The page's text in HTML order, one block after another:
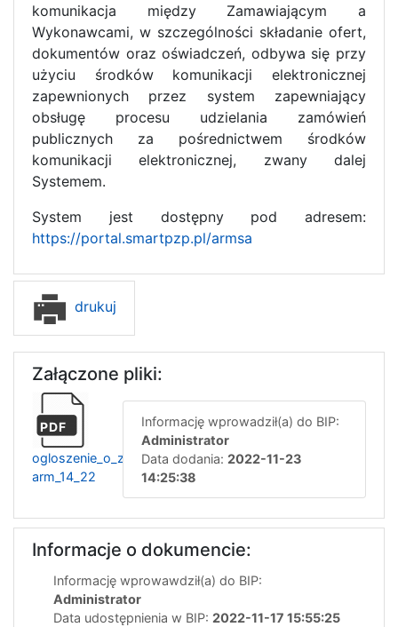
komunikacja między Zamawiającym a
Wykonawcami, w szczególności składanie ofert,
dokumentów oraz oświadczeń, odbywa się przy
użyciu środków komunikacji elektronicznej
zapewnionych przez system zapewniający
obsługę procesu udzielania zamówień
publicznych za pośrednictwem środków
komunikacji elektronicznej, zwany dalej
Systemem.
System jest dostępny pod adresem:
https://portal.smartpzp.pl/armsa
drukuj
Załączone pliki:
PDF
ogloszenie_o_zmianie-
arm_14_22
Informację wprowadził(a) do BIP:
Administrator
Data dodania: 2022-11-23
14:25:38
Informacje o dokumencie:
Informację wprowawdził(a) do BIP:
Administrator
Data udostępnienia w BIP: 2022-11-17 15:55:25